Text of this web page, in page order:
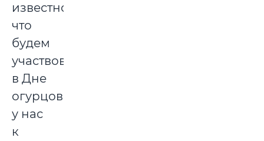
известно,
что
будем
участвовать
в Дне
огурцов,
у нас
к